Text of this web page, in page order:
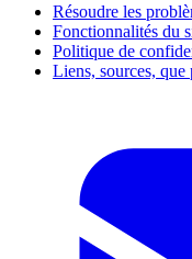
Résoudre les
Fonctionnalités du
Politique de
Liens, sources, que